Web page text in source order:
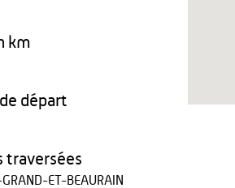
km
départ
traversées
ET-BEAURAIN